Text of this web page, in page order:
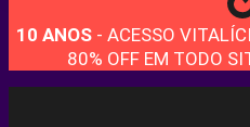
10 ANOS - ACESSO
80% OFF EM TODO